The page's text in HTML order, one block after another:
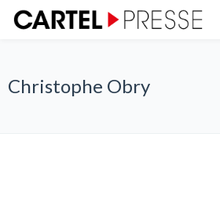
Christophe Obry